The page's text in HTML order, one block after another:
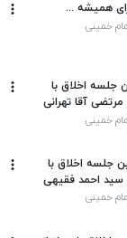
همیشه ...
خمینی
جلسه اخلاق با
آقا تهرانی
خمینی
جلسه اخلاق با
سید احمد فقیهی
خمینی